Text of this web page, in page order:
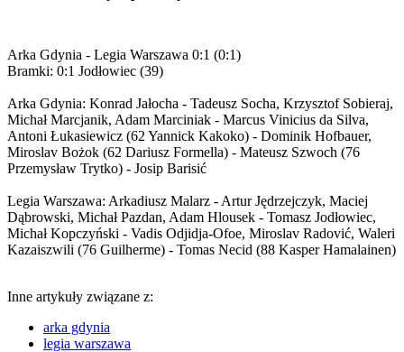
Arka Gdynia - Legia Warszawa 0:1 (0:1)
Bramki: 0:1 Jodłowiec (39)
Arka Gdynia: Konrad Jałocha - Tadeusz Socha, Krzysztof Sobieraj,
Michał Marcjanik, Adam Marciniak - Marcus Vinicius da Silva,
Antoni Łukasiewicz (62 Yannick Kakoko) - Dominik Hofbauer,
Miroslav Bożok (62 Dariusz Formella) - Mateusz Szwoch (76
Przemysław Trytko) - Josip Barisić
Legia Warszawa: Arkadiusz Malarz - Artur Jędrzejczyk, Maciej
Dąbrowski, Michał Pazdan, Adam Hlousek - Tomasz Jodłowiec,
Michał Kopczyński - Vadis Odjidja-Ofoe, Miroslav Radović, Waleri
Kazaiszwili (76 Guilherme) - Tomas Necid (88 Kasper Hamalainen)
Inne artykuły związane z:
arka gdynia
legia warszawa